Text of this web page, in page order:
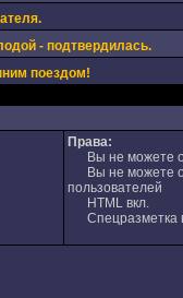
- подтвердилась.
поездом!
Права:
Вы не можете
Вы не можете
пользователей
HTML вкл.
Спецразметка